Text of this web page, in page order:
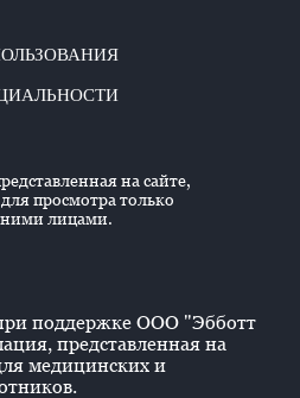
на сайте,
просмотра только
лицами.
поддержке ООО "Эбботт
представленная на
медицинских и